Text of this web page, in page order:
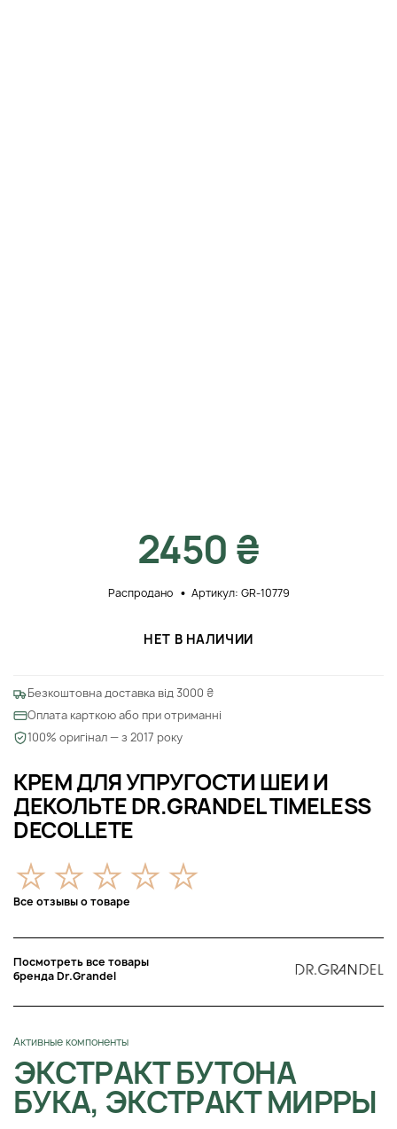
КРЕМ ДЛЯ УПРУГОСТИ ШЕИ И
ДЕКОЛЬТЕ DR.GRANDEL TIMELESS
DECOLLETE
Все отзывы о товаре
Посмотреть все товары
бренда Dr.Grandel
Активные компоненты
ЭКСТРАКТ БУТОНА
БУКА, ЭКСТРАКТ МИРРЫ
2450 ₴
Распродано Артикул: GR-10779
НЕТ В НАЛИЧИИ
Безкоштовна доставка від 3000 ₴
Оплата карткою або при отриманні
100% оригінал — з 2017 року